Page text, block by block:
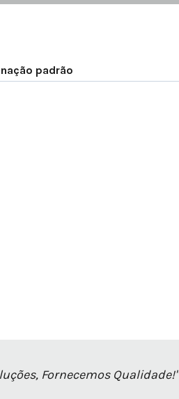
Fornecemos Qualidade!"